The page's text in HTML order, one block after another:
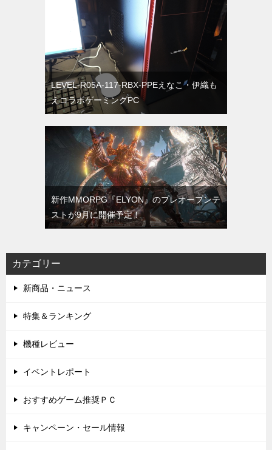
LEVEL-R05A-117-RBX-PPEえなこ・伊織も
えコラボゲーミングPC
新作MMORPG『ELYON』のプレオープンテ
ストが9月に開催予定！
カテゴリー
新商品・ニュース
特集＆ランキング
機種レビュー
イベントレポート
おすすめゲーム推奨ＰＣ
キャンペーン・セール情報